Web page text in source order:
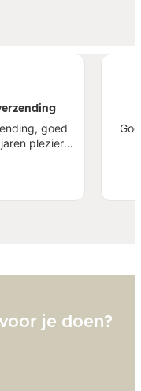
goed
plezier
je doen?